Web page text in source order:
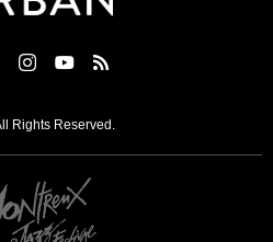
Rights Reserved.